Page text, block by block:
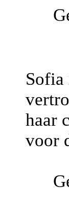
Sofia
haar
voor